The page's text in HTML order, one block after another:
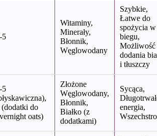
5
Witaminy,
Minerały,
Błonnik,
Węglowodany
Szybkie,
Łatwe do
spożycia w
biegu,
Możliwość
dodania
i tłuszczy
5
(dodatki do
oats)
Złożone
Węglowodany,
Błonnik,
Białko (z
dodatkami)
Sycąca,
energia,